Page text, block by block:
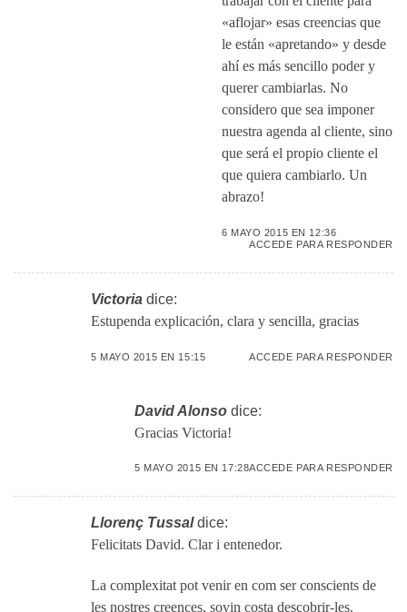
«aflojar» esas creencias que
le están «apretando» y desde
ahí es más sencillo poder y
querer cambiarlas. No
considero que sea imponer
nuestra agenda al cliente, sino
que será el propio cliente el
que quiera cambiarlo. Un
abrazo!
6 MAYO 2015 EN 12:36
ACCEDE PARA RESPONDER
Victoria dice:
Estupenda explicación, clara y sencilla, gracias
5 MAYO 2015 EN 15:15 ACCEDE PARA RESPONDER
David Alonso dice:
Gracias Victoria!
5 MAYO 2015 EN 17:28ACCEDE PARA RESPONDER
Llorenç Tussal dice:
Felicitats David. Clar i entenedor.
La complexitat pot venir en com ser conscients de
les nostres creences, sovin costa descobrir-les.